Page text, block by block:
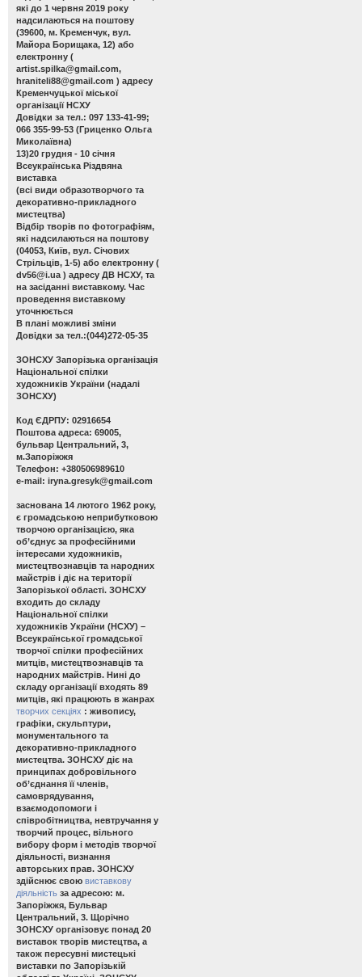
які до 1 червня 2019 року
надсилаються на поштову
(39600, м. Кременчук, вул.
Майора Борищака, 12) або
електронну (
artist.spilka@gmail.com,
hraniteli88@gmail.com ) адресу
Кременчуцької міської
організації НСХУ
Довідки за тел.: 097 133-41-99;
066 355-99-53 (Гриценко Ольга
Миколаївна)
13)20 грудня - 10 січня
Всеукраїнська Різдвяна
виставка
(всі види образотворчого та
декоративно-прикладного
мистецтва)
Відбір творів по фотографіям,
які надсилаються на поштову
(04053, Київ, вул. Січових
Стрільців, 1-5) або електронну (
dv56@i.ua ) адресу ДВ НСХУ, та
на засіданні виставкому. Час
проведення виставкому
уточнюється
В плані можливі зміни
Довідки за тел.:(044)272-05-35
ЗОНСХУ Запорізька організація
Національної спілки
художників України (надалі
ЗОНСХУ)
Код ЄДРПУ: 02916654
Поштова адреса: 69005,
бульвар Центральний, 3,
м.Запоріжжя
Телефон: +380506989610
e-mail: iryna.gresyk@gmail.com
заснована 14 лютого 1962 року,
є громадською неприбутковою
творчою організацією, яка
об’єднує за професійними
інтересами художників,
мистецтвознавців та народних
майстрів і діє на території
Запорізької області. ЗОНСХУ
входить до складу
Національної спілки
художників України (НСХУ) –
Всеукраїнської громадської
творчої спілки професійних
митців, мистецтвознавців та
народних майстрів. Нині до
складу організації входять 89
митців, які працюють в жанрах
творчих секціях : живопису,
графіки, скульптури,
монументального та
декоративно-прикладного
мистецтва. ЗОНСХУ діє на
принципах добровільного
об’єднання її членів,
самоврядування,
взаємодопомоги і
співробітництва, невтручання у
творчий процес, вільного
вибору форм і методів творчої
діяльності, визнання
авторських прав. ЗОНСХУ
здійснює свою виставкову
діяльність за адресою: м.
Запоріжжя, Бульвар
Центральний, 3. Щорічно
ЗОНСХУ організовує понад 20
виставок творів мистецтва, а
також пересувні мистецькі
виставки по Запорізькій